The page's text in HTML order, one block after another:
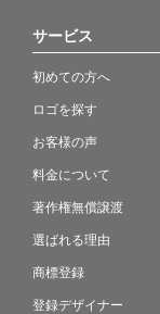
サービス
初めての方へ
ロゴを探す
お客様の声
料金について
著作権無償譲渡
選ばれる理由
商標登録
登録デザイナー